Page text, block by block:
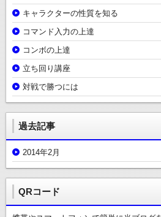
キャラクターの性質を知る
コマンド入力の上達
コンボの上達
立ち回り講座
対戦で勝つには
過去記事
2014年2月
QRコード